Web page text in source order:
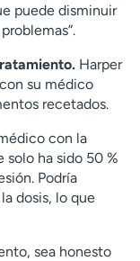
puede disminuir
Harper
su médico
recetados.
con la
solo ha sido 50 %
Podría
dosis, lo que
sea honesto